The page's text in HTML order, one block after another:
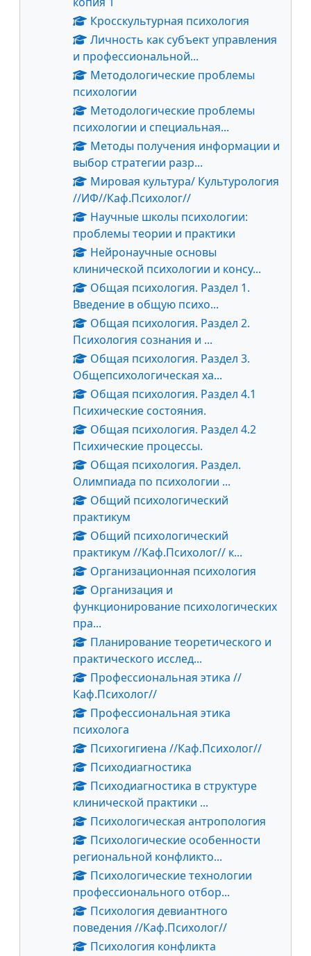
Кросскультурная психология
Личность как субъект управления
и профессиональной...
Методологические проблемы
психологии
Методологические проблемы
психологии и специальная...
Методы получения информации и
выбор стратегии разр...
Мировая культура/ Культурология
//ИФ//Каф.Психолог//
Научные школы психологии:
проблемы теории и практики
Нейронаучные основы
клинической психологии и консу...
Общая психология. Раздел 1.
Введение в общую психо...
Общая психология. Раздел 2.
Психология сознания и ...
Общая психология. Раздел 3.
Общепсихологическая ха...
Общая психология. Раздел 4.1
Психические состояния.
Общая психология. Раздел 4.2
Психические процессы.
Общая психология. Раздел.
Олимпиада по психологии ...
Общий психологический
практикум
Общий психологический
практикум //Каф.Психолог// к...
Организационная психология
Организация и
функционирование психологических
пра...
Планирование теоретического и
практического исслед...
Профессиональная этика //
Каф.Психолог//
Профессиональная этика
психолога
Психогигиена //Каф.Психолог//
Психодиагностика
Психодиагностика в структуре
клинической практики ...
Психологическая антропология
Психологические особенности
региональной конфликто...
Психологические технологии
профессионального отбор...
Психология девиантного
поведения //Каф.Психолог//
Психология конфликта